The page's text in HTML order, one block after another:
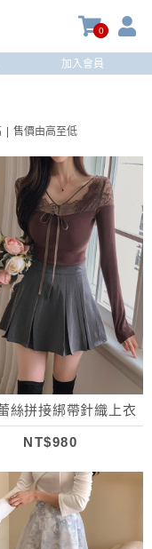
0
加入會員
售價由高至低
絲拼接綁帶針織上衣
NT$980